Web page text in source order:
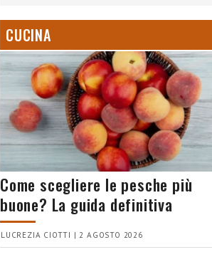
CUCINA
Come scegliere le pesche più
buone? La guida definitiva
LUCREZIA CIOTTI | 2 AGOSTO 2026